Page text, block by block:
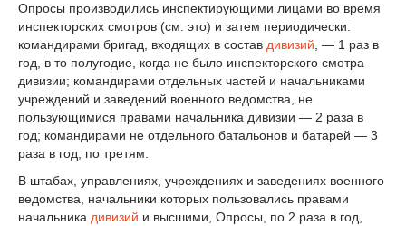
Опросы производились инспектирующими лицами во время
инспекторских смотров (см. это) и затем периодически:
командирами бригад, входящих в состав дивизий, — 1 раз в
год, в то полугодие, когда не было инспекторского смотра
дивизии; командирами отдельных частей и начальниками
учреждений и заведений военного ведомства, не
пользующимися правами начальника дивизии — 2 раза в
год; командирами не отдельного батальонов и батарей — 3
раза в год, по третям.
В штабах, управлениях, учреждениях и заведениях военного
ведомства, начальники которых пользовались правами
начальника дивизий и высшими, Опросы, по 2 раза в год,